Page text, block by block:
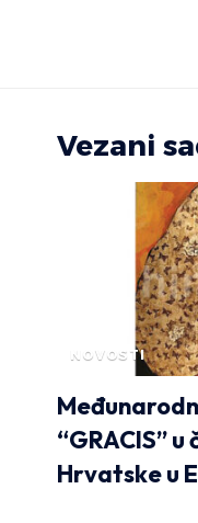
Vezani
NOVOSTI
“GRACIS”
Hrvatske u